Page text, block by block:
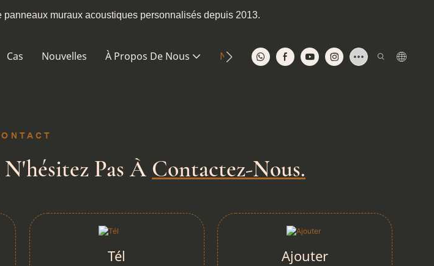
muraux acoustiques personnalisés depuis 2013.
Cas Nouvelles À Propos De Nous Nous Contacter
Pas À Contactez-Nous.
Tél Ajouter